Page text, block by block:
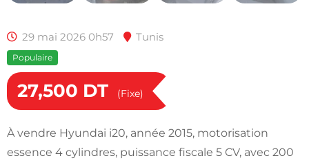
29 mai 2026 0h57 Tunis
Populaire
27,500 DT (Fixe)
À vendre Hyundai i20, année 2015, motorisation
essence 4 cylindres, puissance fiscale 5 CV, avec 200